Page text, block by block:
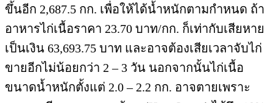
ขึ้นอีก 2,687.5 กก. เพื่อให้ได้น้ำหนักตามกำหนด ถ้า
อาหารไก่เนื้อราคา 23.70 บาท/กก. ก็เท่ากับเสียหาย
เป็นเงิน 63,693.75 บาท และอาจต้องเสียเวลาจับไก่
ขายอีกไม่น้อยกว่า 2 – 3 วัน นอกจากนั้นไก่เนื้อ
ขนาดน้ำหนักตั้งแต่ 2.0 – 2.2 กก. อาจตายเพราะ